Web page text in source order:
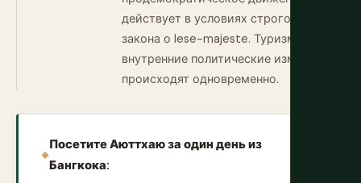
действует в условиях строгого
закона о lese-majeste. Туризм и
внутренние политические изменения
происходят одновременно.
Посетите Аюттхаю за один день из
Бангкока: